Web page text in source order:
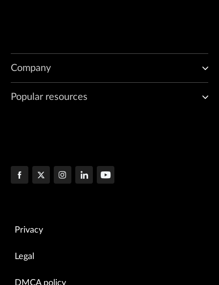
Company
Popular resources
Privacy
Legal